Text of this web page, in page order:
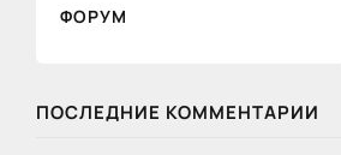
ФОРУМ
ПОСЛЕДНИЕ КОММЕНТАРИИ